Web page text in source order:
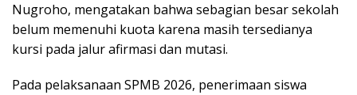
Nugroho, mengatakan bahwa sebagian besar sekolah
belum memenuhi kuota karena masih tersedianya
kursi pada jalur afirmasi dan mutasi.
Pada pelaksanaan SPMB 2026, penerimaan siswa